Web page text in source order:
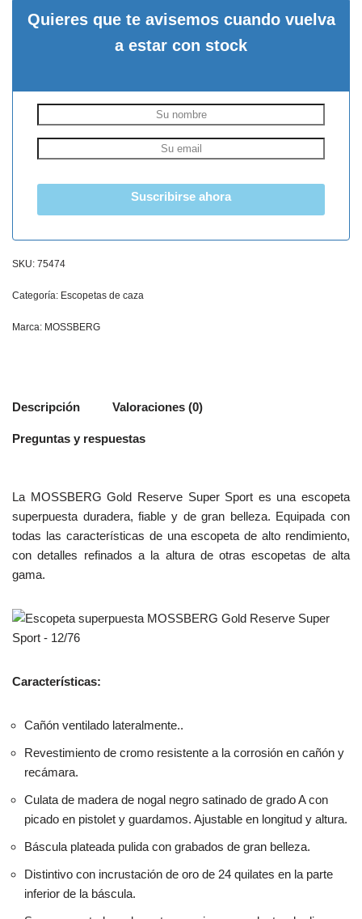
Quieres que te avisemos cuando vuelva
a estar con stock
Suscribirse ahora
SKU: 75474
Categoría: Escopetas de caza
Marca: MOSSBERG
Descripción Valoraciones (0)
Preguntas y respuestas
La MOSSBERG Gold Reserve Super Sport es una escopeta
superpuesta duradera, fiable y de gran belleza. Equipada con
todas las características de una escopeta de alto rendimiento,
con detalles refinados a la altura de otras escopetas de alta
gama.
Características:
Cañón ventilado lateralmente..
Revestimiento de cromo resistente a la corrosión en cañón y
recámara.
Culata de madera de nogal negro satinado de grado A con
picado en pistolet y guardamos. Ajustable en longitud y altura.
Báscula plateada pulida con grabados de gran belleza.
Distintivo con incrustación de oro de 24 quilates en la parte
inferior de la báscula.